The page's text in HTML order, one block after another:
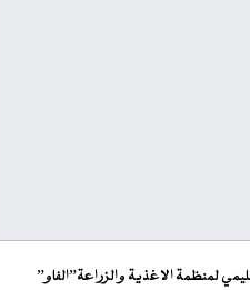
لمنظمة الاغذية والزراعة”الفاو”